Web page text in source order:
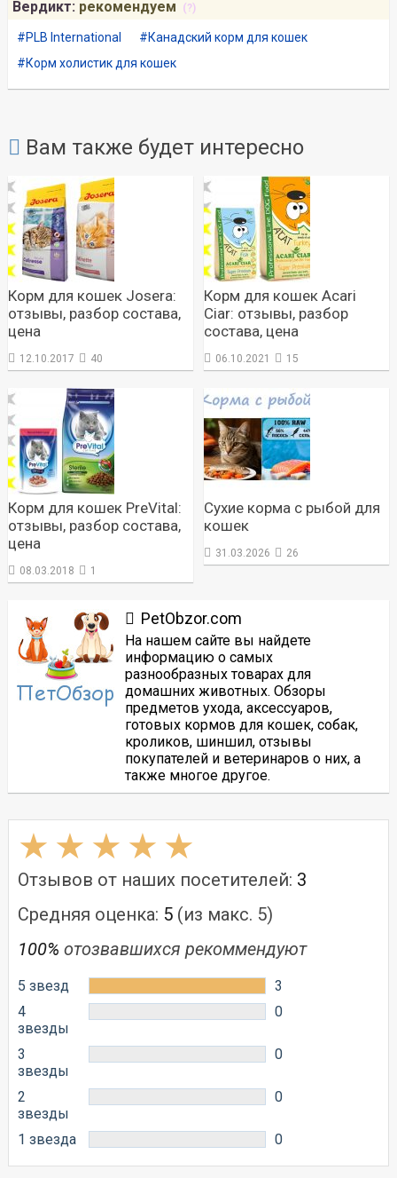
Вердикт: рекомендуем (?)
PLB International
Канадский корм для кошек
Корм холистик для кошек
Вам также будет интересно
Корм для кошек Josera:
отзывы, разбор состава,
цена
12.10.2017 40
Корм для кошек Acari
Ciar: отзывы, разбор
состава, цена
06.10.2021 15
Корм для кошек PreVital:
отзывы, разбор состава,
цена
08.03.2018 1
Сухие корма с рыбой для
кошек
31.03.2026 26
PetObzor.com
На нашем сайте вы найдете
информацию о самых
разнообразных товарах для
домашних животных. Обзоры
предметов ухода, аксессуаров,
готовых кормов для кошек, собак,
кроликов, шиншил, отзывы
покупателей и ветеринаров о них, а
также многое другое.
Отзывов от наших посетителей: 3
Средняя оценка: 5(из макс. 5)
100% отозвавшихся рекоммендуют
5 звезд
3
4
звезды
0
3
звезды
0
2
звезды
0
1 звезда 0